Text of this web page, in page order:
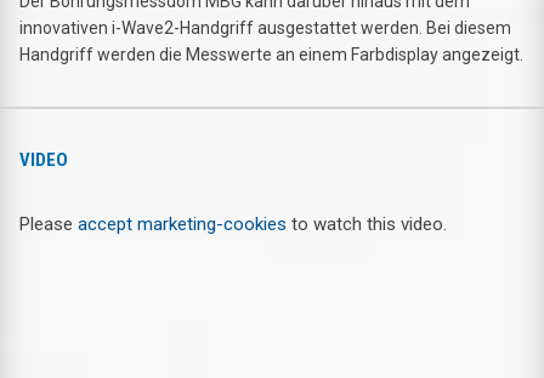
innovativen i-Wave2-Handgriff ausgestattet werden. Bei diesem
Handgriff werden die Messwerte an einem Farbdisplay angezeigt.
VIDEO
Please accept marketing-cookies to watch this video.